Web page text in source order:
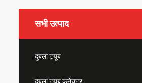
सभी उत्पाद
दुबला ट्यूब